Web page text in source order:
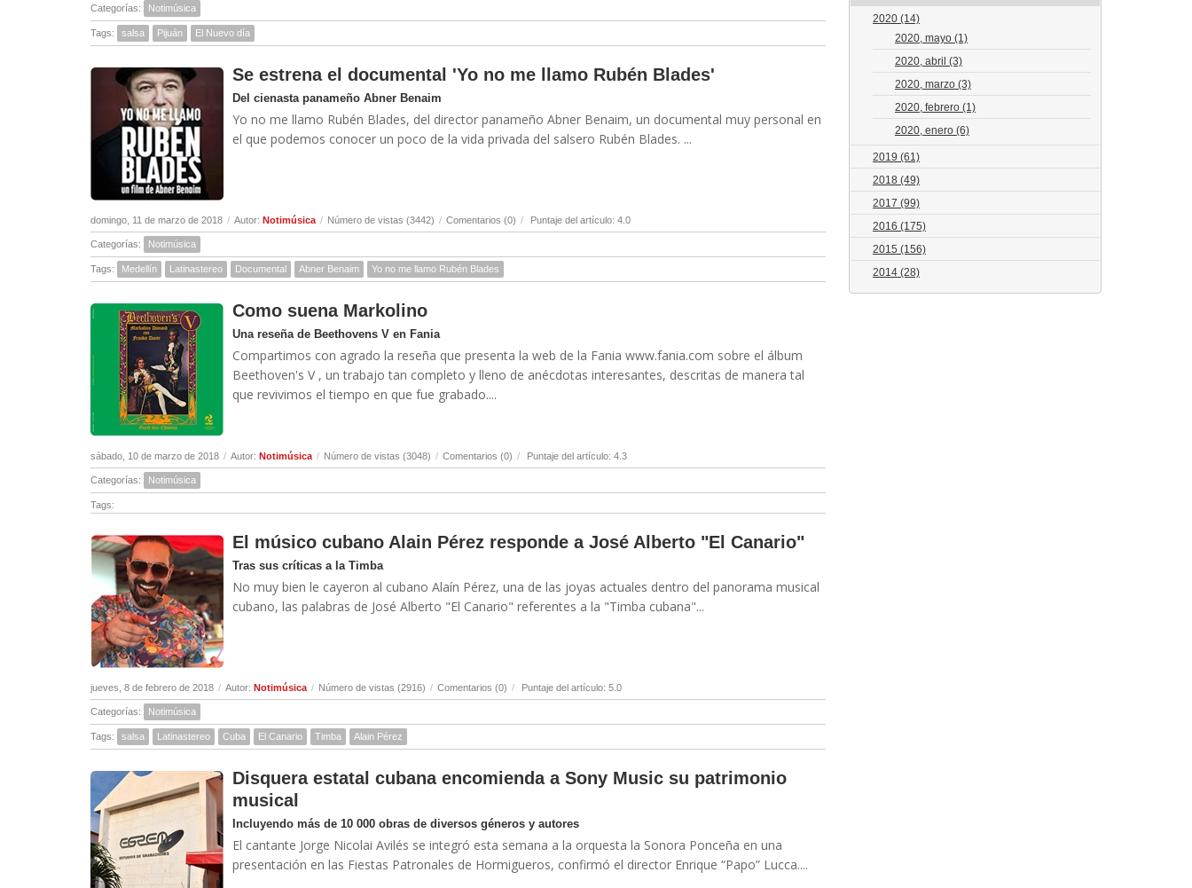
Categorías: Notimúsica
Tags: salsa Pijuán El Nuevo día
Se estrena el documental 'Yo no me llamo Rubén Blades'
Del cienasta panameño Abner Benaim
Yo no me llamo Rubén Blades, del director panameño Abner Benaim, un documental muy personal en
el que podemos conocer un poco de la vida privada del salsero Rubén Blades. ...
domingo, 11 de marzo de 2018 / Autor: Notimúsica / Número de vistas (3442) / Comentarios (0) / Puntaje del artículo: 4.0
Categorías: Notimúsica
Tags: Medellín Latinastereo Documental Abner Benaim Yo no me llamo Rubén Blades
Como suena Markolino
Una reseña de Beethovens V en Fania
Compartimos con agrado la reseña que presenta la web de la Fania www.fania.com sobre el álbum
Beethoven's V , un trabajo tan completo y lleno de anécdotas interesantes, descritas de manera tal
que revivimos el tiempo en que fue grabado....
sábado, 10 de marzo de 2018 / Autor: Notimúsica / Número de vistas (3048) / Comentarios (0) / Puntaje del artículo: 4.3
Categorías: Notimúsica
Tags:
El músico cubano Alain Pérez responde a José Alberto "El Canario"
Tras sus críticas a la Timba
No muy bien le cayeron al cubano Alaín Pérez, una de las joyas actuales dentro del panorama musical
cubano, las palabras de José Alberto "El Canario" referentes a la "Timba cubana"...
jueves, 8 de febrero de 2018 / Autor: Notimúsica / Número de vistas (2916) / Comentarios (0) / Puntaje del artículo: 5.0
Categorías: Notimúsica
Tags: salsa Latinastereo Cuba El Canario Timba Alain Pérez
Disquera estatal cubana encomienda a Sony Music su patrimonio
musical
Incluyendo más de 10 000 obras de diversos géneros y autores
El cantante Jorge Nicolai Avilés se integró esta semana a la orquesta la Sonora Ponceña en una
presentación en las Fiestas Patronales de Hormigueros, confirmó el director Enrique “Papo” Lucca....
2020 (14)
2020, mayo (1)
2020, abril (3)
2020, marzo (3)
2020, febrero (1)
2020, enero (6)
2019 (61)
2018 (49)
2017 (99)
2016 (175)
2015 (156)
2014 (28)